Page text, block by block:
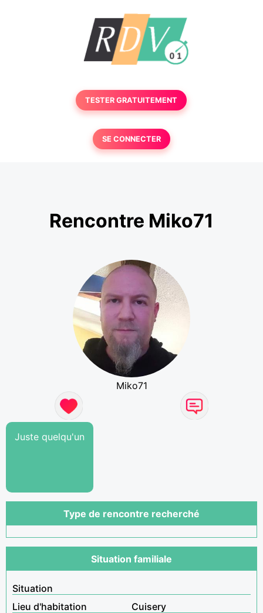
TESTER GRATUITEMENT
SE CONNECTER
Rencontre Miko71
Miko71
Juste quelqu'un
Type de rencontre recherché
Situation familiale
Situation
Lieu d'habitation
Cuisery